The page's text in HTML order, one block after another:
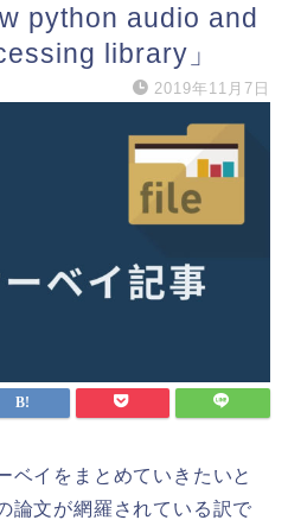
python audio and
library」
2019年11月7日
ベイをまとめていきたいと
論文が網羅されている訳で